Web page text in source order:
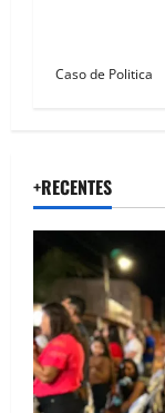
Caso de Politica
+RECENTES